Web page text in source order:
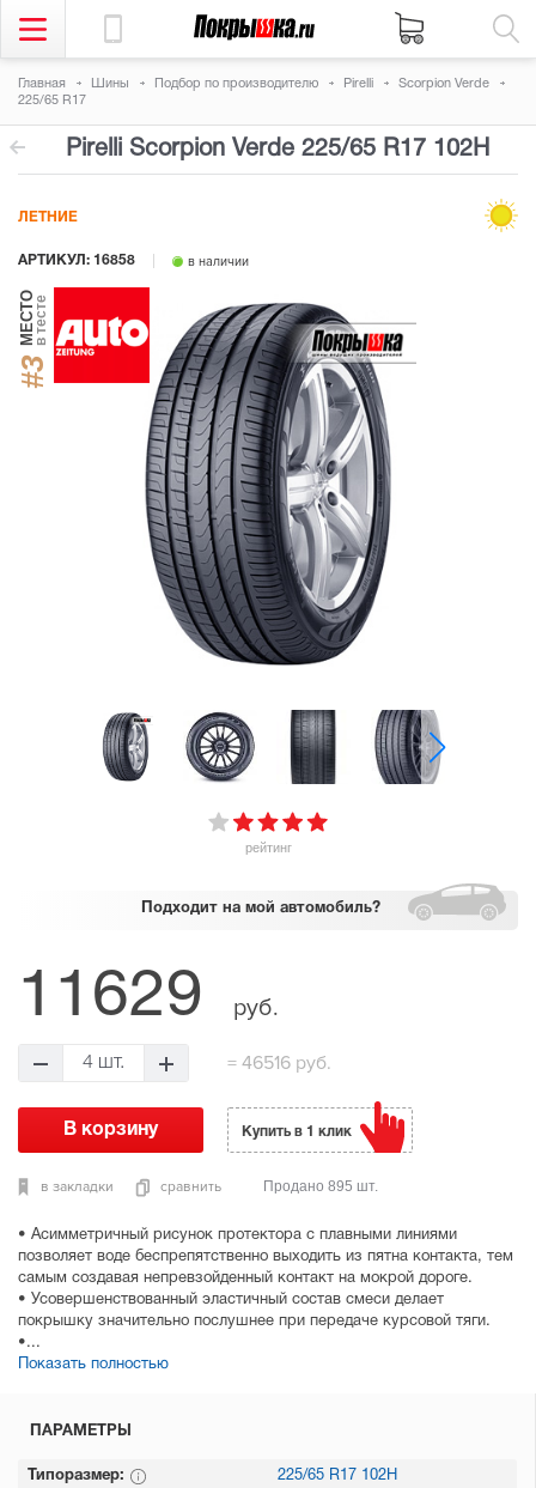
Главная Шины Подбор по производителю Pirelli
Scorpion Verde
225/65 R17
Pirelli Scorpion Verde 225/65 R17 102H
рейтинг
АРТИКУЛ: 16858 в наличии
ЛЕТНИЕ
#3
МЕСТОв тесте
Подходит на мой автомобиль?
• Асимметричный рисунок протектора с плавными линиями
позволяет воде беспрепятственно выходить из пятна контакта, тем
самым создавая непревзойденный контакт на мокрой дороге.
• Усовершенствованный эластичный состав смеси делает
покрышку значительно послушнее при передаче курсовой тяги.
•...
Показать полностью
11629 руб.
4 шт. = 46516 руб.
в закладки сравнить
Купить в 1 клик
Продано 895 шт.
ПАРАМЕТРЫ
Типоразмер: 225/65 R17 102H